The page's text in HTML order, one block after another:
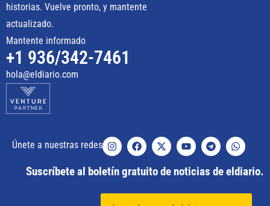
historias. Vuelve pronto, y mantente
actualizado.
Mantente informado
+1 936/342-7461
hola@eldiario.com
Únete a nuestras redes
Suscríbete al boletín gratuito de noticias de eldiario.